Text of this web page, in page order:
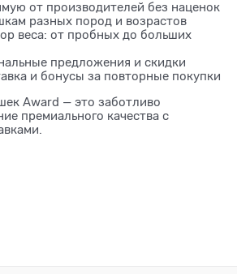
от производителей без наценок
разных пород и возрастов
веса: от пробных до больших
предложения и скидки
и бонусы за повторные покупки
Award — это заботливо
премиального качества с